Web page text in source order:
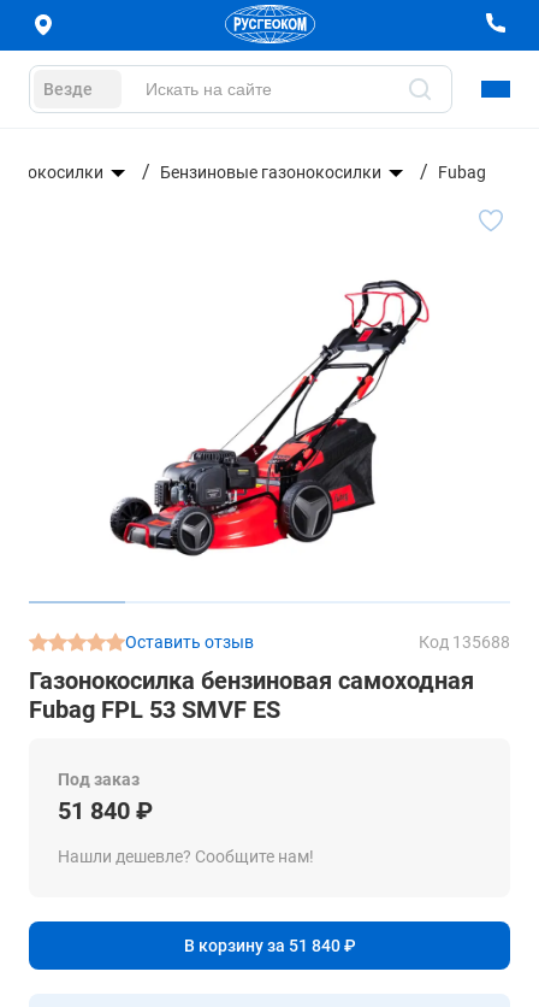
Везде
Бензиновые газонокосилки Fubag
Оставить отзыв Код 135688
Газонокосилка бензиновая самоходная
Fubag FPL 53 SMVF ES
Под заказ
51 840 ₽
Нашли дешевле? Сообщите нам!
В корзину за 51 840 ₽